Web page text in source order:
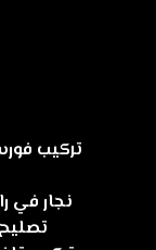
نجار في راس
تصليح